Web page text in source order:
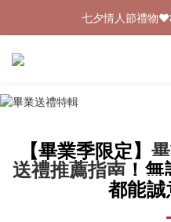
加入新會員領$100
七夕情人節禮物
加入新會員領$100
【畢業季限定】
送禮推薦指南 ！ 無
都能誠